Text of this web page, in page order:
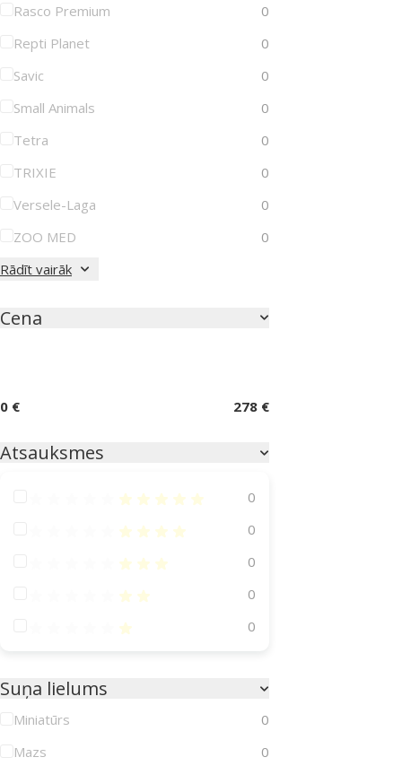
Rasco Premium
0
Repti Planet
0
Savic
0
Small Animals
0
Tetra
0
TRIXIE
0
Versele-Laga
0
ZOO MED
0
Rādīt vairāk
Cena
0 € 278 €
Atsauksmes
Atsauksmes 100%
0
Atsauksmes 80%
0
Atsauksmes 60%
0
Atsauksmes 40%
0
Atsauksmes 20%
0
Suņa lielums
Miniatūrs
0
Mazs
0